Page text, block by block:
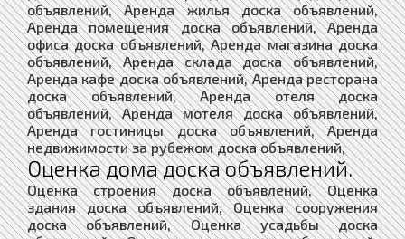
объявлений, Аренда жилья доска объявлений,
Аренда помещения доска объявлений, Аренда
офиса доска объявлений, Аренда магазина доска
объявлений, Аренда склада доска объявлений,
Аренда кафе доска объявлений, Аренда ресторана
доска объявлений, Аренда отеля доска
объявлений, Аренда мотеля доска объявлений,
Аренда гостиницы доска объявлений, Аренда
недвижимости за рубежом доска объявлений,
Оценка дома доска объявлений.
Оценка строения доска объявлений, Оценка
здания доска объявлений, Оценка сооружения
доска объявлений, Оценка усадьбы доска